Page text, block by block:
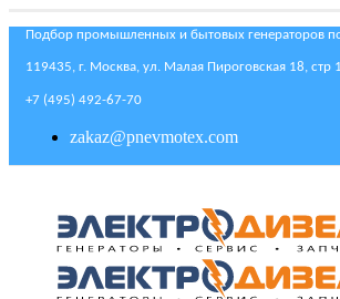
Подбор промышленных и бытовых генераторов
119435, г. Москва, ул. Малая Пироговская 18, стр 1
+7 (495) 492-67-70
zakaz@pnevmotex.com